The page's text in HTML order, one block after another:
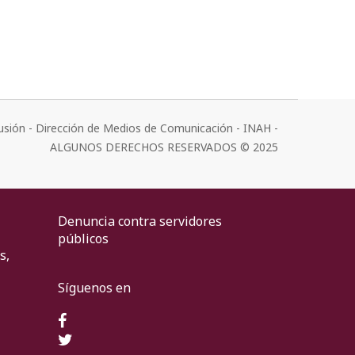
- Dirección de Medios de Comunicación - INAH -
ALGUNOS DERECHOS RESERVADOS © 2025
Denuncia contra servidores
públicos
Síguenos en